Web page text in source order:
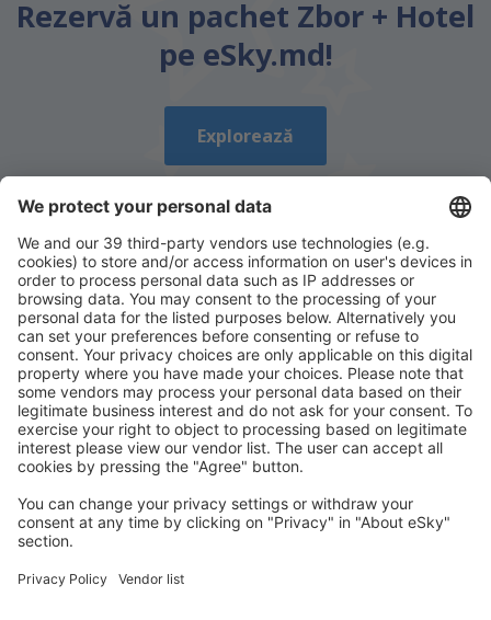
Nu acoperă complet subiectul
Rezervă un pachet Zbor + Hotel
pe eSky.md!
Explorează
Descarcă aplicația noastrăși organizează-ţi
convenabil călătoriile
Planifică-ți călătoria